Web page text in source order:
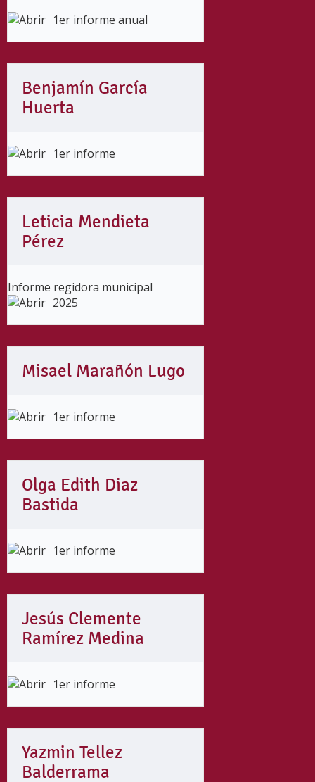
1er informe anual
Benjamín García
Huerta
1er informe
Leticia Mendieta
Pérez
Informe regidora municipal
2025
Misael Marañón Lugo
1er informe
Olga Edith Diaz
Bastida
1er informe
Jesús Clemente
Ramírez Medina
1er informe
Yazmin Tellez
Balderrama